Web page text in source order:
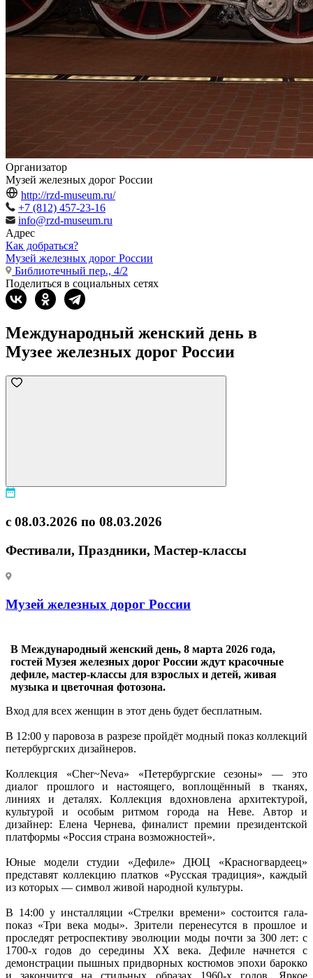
Организатор
Музей железных дорог России
http://rzd-museum.ru/
+7 (812) 457-23-16
info@rzd-museum.ru
Адрес
Как добраться?
Музей железных дорог России
Библиотечный пер., 4/2
Поделиться в социальных сетях
Международный женский день в
Музее железных дорог России
с 08.03.2026 по 08.03.2026
Фестивали, Праздники, Мастер-классы
Музей железных дорог России
В Международный женский день, 8 марта 2026 года,
гостей Музея железных дорог России ждут красочные
дефиле, мастер-классы для взрослых и детей, живая
музыка и цветочная фотозона.
Вход для всех женщин в этот день будет бесплатным.
В 12:00 у паровоза в разрезе пройдёт модный показ коллекций
петербургских дизайнеров.
Коллекция «Cher~Neva» «Петербургские сезоны» — это
диалог прошлого и настоящего, воплощённый в тканях,
линиях и деталях. Коллекция вдохновлена архитектурой,
культурой и особым ритмом города на Неве. Автор и
дизайнер: Елена Чернева, финалист премии президентской
платформы «Россия страна возможностей».
Юные модели студии «Дефиле» ДЮЦ «Красногвардеец»
представят коллекцию платков «Русская традиция», каждый
из которых — символ живой народной культуры.
В 14:00 у инсталляции «Стрелки времени» состоится гала-
показ «Три века моды». Зрители перенесутся в прошлое и
проследят ретроспективу эволюции моды почти за 300 лет: с
1700-х годов до середины XX века. Дефиле начнется с
демонстрации пышных придворных костюмов эпохи барокко
и закончится на стильных образах 1960-х годов. Яркое